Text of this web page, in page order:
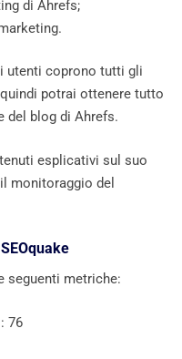
di Ahrefs;
utenti coprono tutti gli
potrai ottenere tutto
del blog di Ahrefs.
esplicativi sul suo
monitoraggio del
seguenti metriche:
: 76